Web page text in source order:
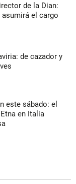
de la Dian:
el cargo
de cazador y
este sábado: el
en Italia